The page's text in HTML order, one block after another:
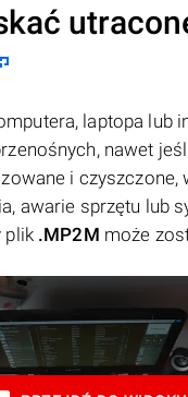
laptopa lub
nawet
i czyszczone,
awarie sprzętu lub
plik .MP2M może